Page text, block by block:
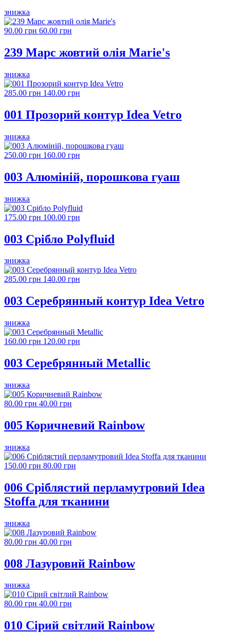
знижка
90.00 грн 60.00 грн
239 Марс жовтий олія Marie's
знижка
285.00 грн 140.00 грн
001 Прозорий контур Idea Vetro
знижка
250.00 грн 160.00 грн
003 Алюміній, порошкова гуаш
знижка
175.00 грн 100.00 грн
003 Срібло Polyfluid
знижка
285.00 грн 140.00 грн
003 Серебрянный контур Idea Vetro
знижка
160.00 грн 120.00 грн
003 Серебрянный Metallic
знижка
80.00 грн 40.00 грн
005 Коричневий Rainbow
знижка
150.00 грн 80.00 грн
006 Сріблястий перламутровий Idea
Stoffa для тканини
знижка
80.00 грн 40.00 грн
008 Лазуровий Rainbow
знижка
80.00 грн 40.00 грн
010 Сірий світлий Rainbow